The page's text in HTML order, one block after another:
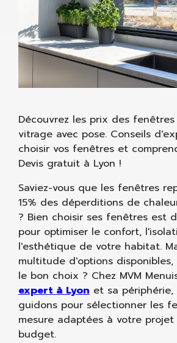
Découvrez les prix des fenêtres
vitrage avec pose. Conseils
choisir vos fenêtres et
Devis gratuit à Lyon !
Saviez-vous que les fenêtres
15% des déperditions de
? Bien choisir ses fenêtres est
pour optimiser le confort,
l'esthétique de votre habitat.
multitude d'options
le bon choix ? Chez MVM
expert à Lyonet sa périphérie,
guidons pour sélectionner les
mesure adaptées à votre
budget.